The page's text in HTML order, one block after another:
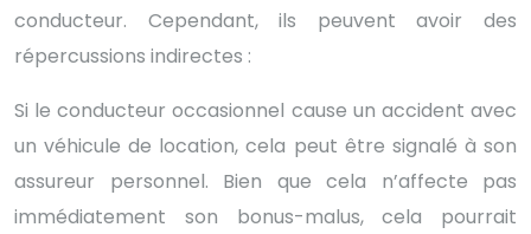
conducteur. Cependant, ils peuvent avoir des
répercussions indirectes :
Si le conducteur occasionnel cause un accident avec
un véhicule de location, cela peut être signalé à son
assureur personnel. Bien que cela n’affecte pas
immédiatement son bonus-malus, cela pourrait